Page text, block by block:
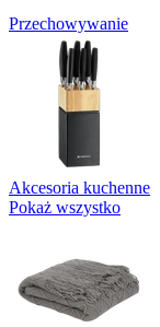
Przechowywanie
Akcesoria kuchenne
Pokaż wszystko